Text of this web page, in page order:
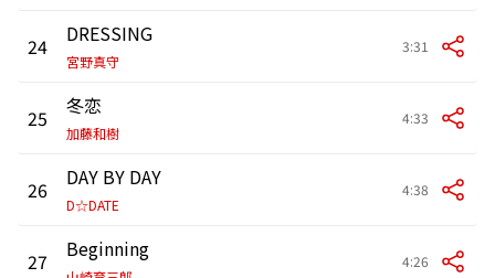
24 DRESSING
宮野真守
3:31
25 冬恋
加藤和樹
4:33
26 DAY BY DAY
D☆DATE
4:38
27 Beginning 4:26